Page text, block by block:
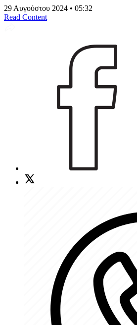
29 Αυγούστου 2024 • 05:32
Read Content